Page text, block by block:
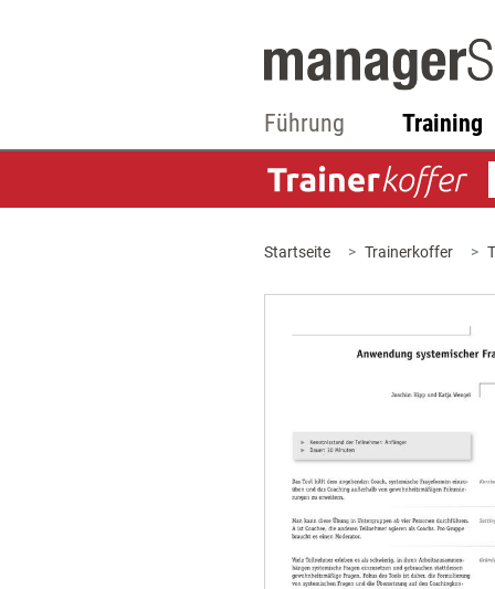
Führung Training
Startseite Trainerkoffer